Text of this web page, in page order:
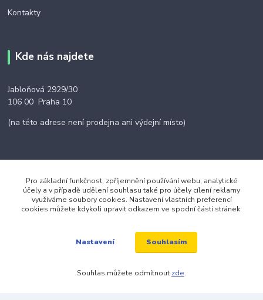
Kontakty
Kde nás najdete
Jabloňová 2929/30
106 00 Praha 10
(na této adrese není prodejna ani výdejní místo)
Kontakty
objednavky@zavazuj.cz
Pro základní funkčnost, zpříjemnění používání webu, analytické
účely a v případě udělení souhlasu také pro účely cílení reklamy
využíváme soubory cookies. Nastavení vlastních preferencí
cookies můžete kdykoli upravit odkazem ve spodní části stránek.
Nastavení Souhlasím
Souhlas můžete odmítnout zde.